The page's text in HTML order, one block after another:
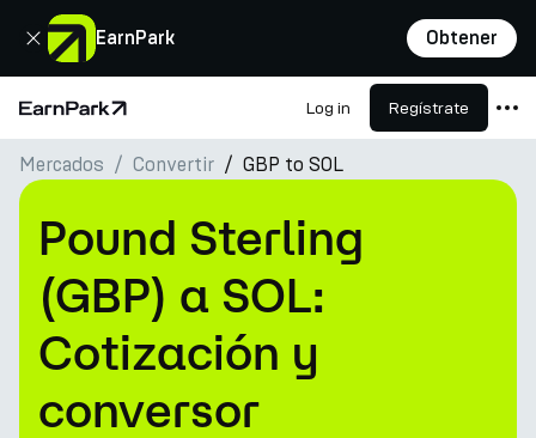
EarnPark Obtener
Cerrar
Página de inicio Log in Regístrate
Productos
Mercados
Calculadoras
PARK Token
Recursos
Compañía
Mercados Convertir GBP to SOL
Pound Sterling
(GBP) a SOL:
Cotización y
conversor